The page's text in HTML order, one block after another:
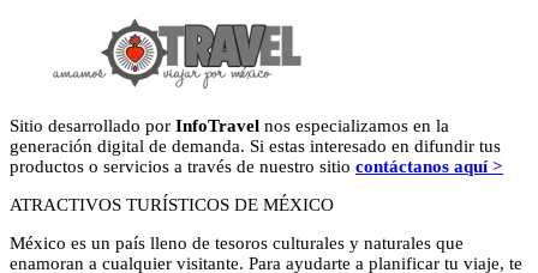
Sitio desarrollado por InfoTravel nos especializamos en la
generación digital de demanda. Si estas interesado en difundir tus
productos o servicios a través de nuestro sitio contáctanos aquí >
ATRACTIVOS TURÍSTICOS DE MÉXICO
México es un país lleno de tesoros culturales y naturales que
enamoran a cualquier visitante. Para ayudarte a planificar tu viaje, te